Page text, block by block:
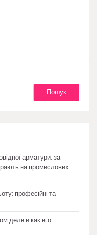
Пошук
арматури: за
на промислових
професійні та
деле и как его